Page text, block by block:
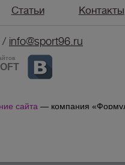
Статьи Контакты
info@sport96.ru
сайта — компания